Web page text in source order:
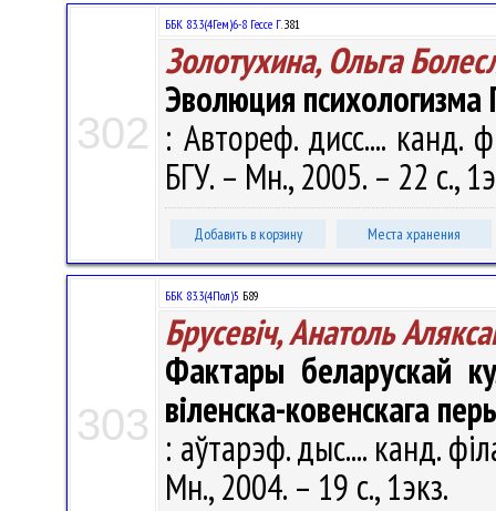
302
ББК 83.3(4Гем)6-8 Гессе Г.З81
Золотухина, Ольга
Эволюция психологизма
: Автореф. дисс.... канд.
БГУ. – Мн., 2005. – 22 с.,
Добавить в корзину Места хранения
303
ББК 83.3(4Пол)5 Б89
Брусевіч, Анатоль
Фактары беларускай
віленска-ковенскага
: аўтарэф. дыс.... канд.
Мн., 2004. – 19 с., 1экз.